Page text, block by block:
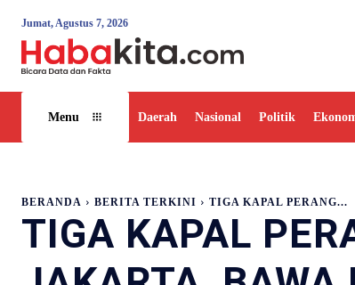
Jumat, Agustus 7, 2026
Menu Daerah Nasional Politik
BERANDA BERITA TERKINI TIGA KAPAL PERANG...
TIGA KAPAL